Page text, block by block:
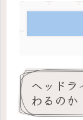
ヘッドラ
わるのか